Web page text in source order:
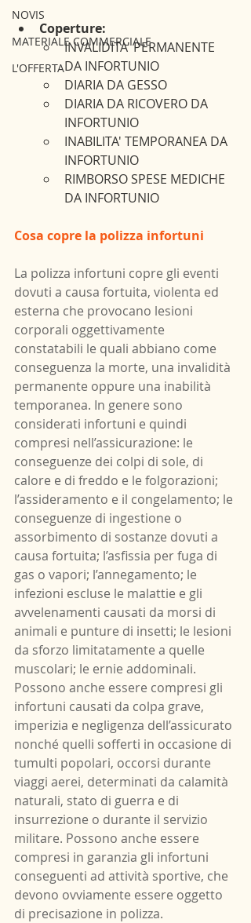
NOVIS
MATERIALE COMMERCIALE
L'OFFERTA
Coperture:
INVALIDITA' PERMANENTE
DA INFORTUNIO
DIARIA DA GESSO
DIARIA DA RICOVERO DA
INFORTUNIO
INABILITA' TEMPORANEA DA
INFORTUNIO
RIMBORSO SPESE MEDICHE
DA INFORTUNIO
Cosa copre la polizza infortuni
La polizza infortuni copre gli eventi
dovuti a causa fortuita, violenta ed
esterna che provocano lesioni
corporali oggettivamente
constatabili le quali abbiano come
conseguenza la morte, una invalidità
permanente oppure una inabilità
temporanea. In genere sono
considerati infortuni e quindi
compresi nell’assicurazione: le
conseguenze dei colpi di sole, di
calore e di freddo e le folgorazioni;
l’assideramento e il congelamento; le
conseguenze di ingestione o
assorbimento di sostanze dovuti a
causa fortuita; l’asfissia per fuga di
gas o vapori; l’annegamento; le
infezioni escluse le malattie e gli
avvelenamenti causati da morsi di
animali e punture di insetti; le lesioni
da sforzo limitatamente a quelle
muscolari; le ernie addominali.
Possono anche essere compresi gli
infortuni causati da colpa grave,
imperizia e negligenza dell’assicurato
nonché quelli sofferti in occasione di
tumulti popolari, occorsi durante
viaggi aerei, determinati da calamità
naturali, stato di guerra e di
insurrezione o durante il servizio
militare. Possono anche essere
compresi in garanzia gli infortuni
conseguenti ad attività sportive, che
devono ovviamente essere oggetto
di precisazione in polizza.